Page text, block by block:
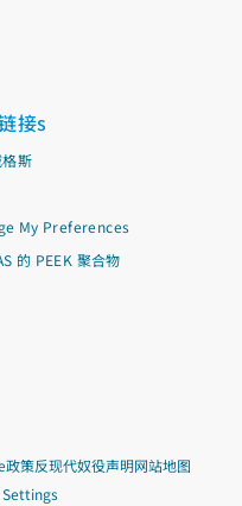
接s
斯
My Preferences
的 PEEK 聚合物
政策反现代奴役声明网站地图